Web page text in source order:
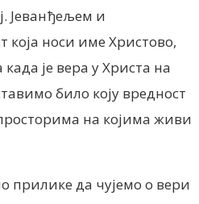
Јеванђељем и
која носи име Христово,
је вера у Христа на
било коју вредност
на којима живи
прилике да чујемо о вери